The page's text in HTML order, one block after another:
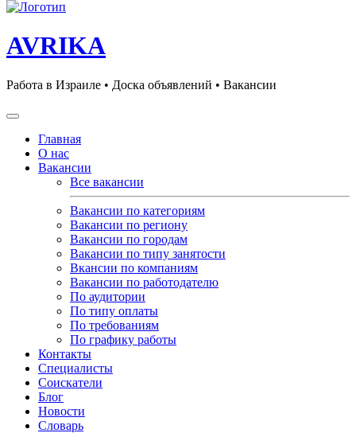
AVRIKA
Работа в Израиле • Доска объявлений • Вакансии
Главная
О нас
Вакансии
Все вакансии
Вакансии по категориям
Вакансии по региону
Вакансии по городам
Вакансии по типу занятости
Вкансии по компаниям
Вакансии по работодателю
По аудитории
По типу оплаты
По требованиям
По графику работы
Контакты
Специалисты
Соискатели
Блог
Новости
Словарь